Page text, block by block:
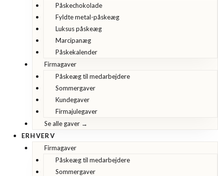
Påskechokolade
Fyldte metal-påskeæg
Luksus påskeæg
Marcipanæg
Påskekalender
Firmagaver
Påskeæg til medarbejdere
Sommergaver
Kundegaver
Firmajulegaver
Se alle gaver →
ERHVERV
Firmagaver
Påskeæg til medarbejdere
Sommergaver